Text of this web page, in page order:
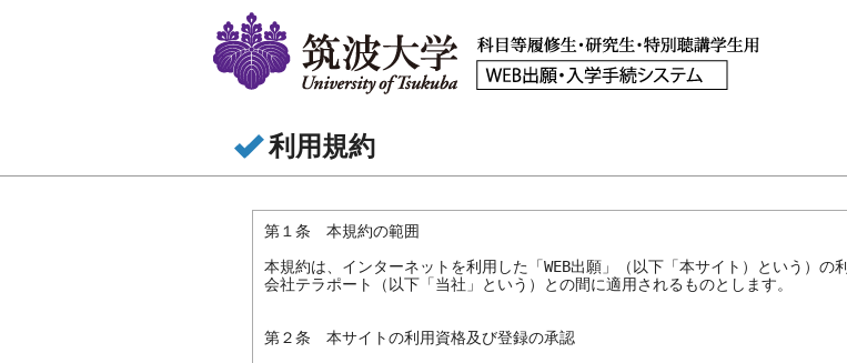
利用規約
第１条　本規約の範囲
本規約は、インターネットを利用した「WEB出願」（以下「本サイト）という）
会社テラポート（以下「当社」という）との間に適用されるものとします。
第２条　本サイトの利用資格及び登録の承認